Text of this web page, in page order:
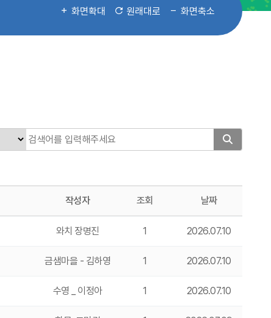
화면확대 원래대로 화면축소
작성자 조회 날짜
와치 장명진 1 2026.07.10
금샘마을 - 김하영 1 2026.07.10
수영 _ 이정아 1 2026.07.10